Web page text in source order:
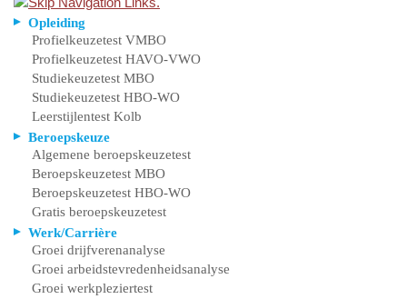
Opleiding
Profielkeuzetest VMBO
Profielkeuzetest HAVO-VWO
Studiekeuzetest MBO
Studiekeuzetest HBO-WO
Leerstijlentest Kolb
Beroepskeuze
Algemene beroepskeuzetest
Beroepskeuzetest MBO
Beroepskeuzetest HBO-WO
Gratis beroepskeuzetest
Werk/Carrière
Groei drijfverenanalyse
Groei arbeidstevredenheidsanalyse
Groei werkpleziertest